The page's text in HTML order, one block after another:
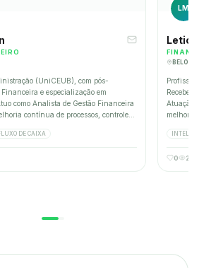
(UniCEUB), com pós-
e especialização em
como Analista de Gestão Financeira
contínua de processos, controle
habilidade em gaze ou
em reduções de custos ou
DE CAIXA
LM
Leticia
BELO
Profissional
Receber,
Atuação
melhoria de
rotina
orientado a
0 2